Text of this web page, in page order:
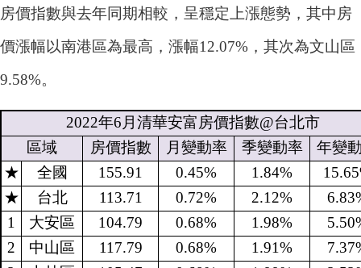
房價指數與去年同期相較，呈穩定上漲態勢，其中房
價漲幅以南港區為最高，漲幅12.07%，其次為文山區
9.58%。
2022年6 月清華安富房價指數@台北市
區域
房價指數 月變動率 季變動率
年變
★
全國 155.91 0.45% 1.84%
★
台北 113.71 0.72% 2.12%
1
大安區 104.79 0.68% 1.98%
2
中山區 117.79 0.68% 1.91%